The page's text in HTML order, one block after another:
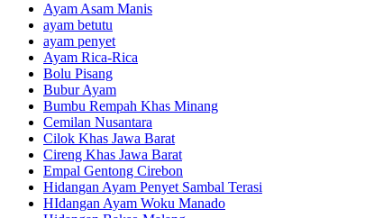
Ayam Asam Manis
ayam betutu
ayam penyet
Ayam Rica-Rica
Bolu Pisang
Bubur Ayam
Bumbu Rempah Khas Minang
Cemilan Nusantara
Cilok Khas Jawa Barat
Cireng Khas Jawa Barat
Empal Gentong Cirebon
Hidangan Ayam Penyet Sambal Terasi
HIdangan Ayam Woku Manado